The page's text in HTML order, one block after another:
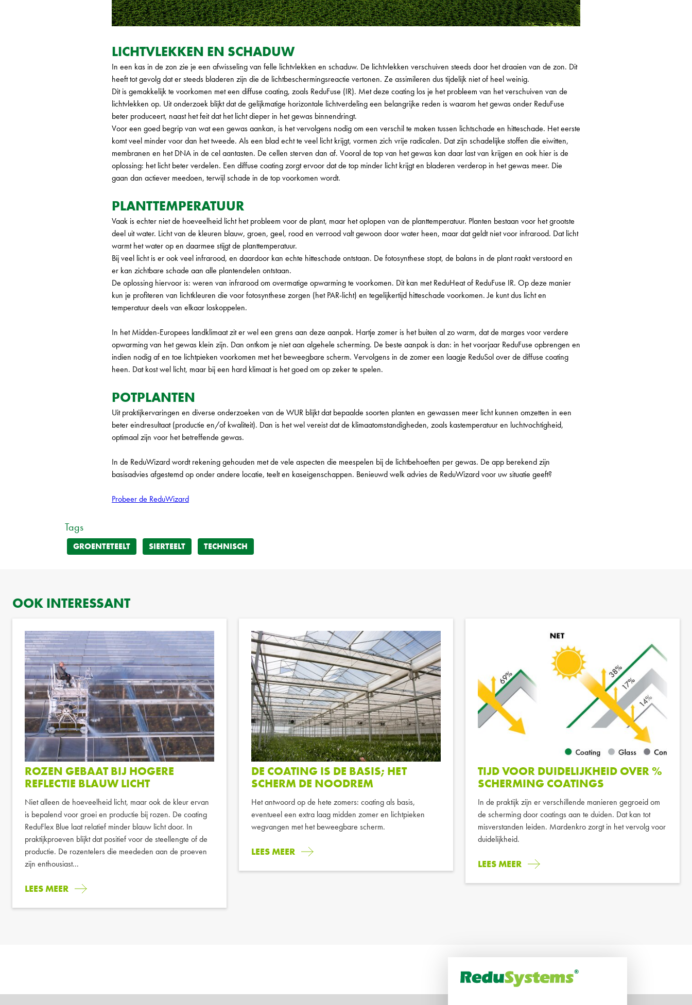
LICHTVLEKKEN EN SCHADUW
In een kas in de zon zie je een afwisseling van felle lichtvlekken en schaduw. De lichtvlekken verschuiven steeds door het draaien van de zon. Dit
heeft tot gevolg dat er steeds bladeren zijn die de lichtbeschermingsreactie vertonen. Ze assimileren dus tijdelijk niet of heel weinig.
Dit is gemakkelijk te voorkomen met een diffuse coating, zoals ReduFuse (IR). Met deze coating los je het probleem van het verschuiven van de
lichtvlekken op. Uit onderzoek blijkt dat de gelijkmatige horizontale lichtverdeling een belangrijke reden is waarom het gewas onder ReduFuse
beter produceert, naast het feit dat het licht dieper in het gewas binnendringt.
Voor een goed begrip van wat een gewas aankan, is het vervolgens nodig om een verschil te maken tussen lichtschade en hitteschade. Het eerste
komt veel minder voor dan het tweede. Als een blad echt te veel licht krijgt, vormen zich vrije radicalen. Dat zijn schadelijke stoffen die eiwitten,
membranen en het DNA in de cel aantasten. De cellen sterven dan af. Vooral de top van het gewas kan daar last van krijgen en ook hier is de
oplossing: het licht beter verdelen. Een diffuse coating zorgt ervoor dat de top minder licht krijgt en bladeren verderop in het gewas meer. Die
gaan dan actiever meedoen, terwijl schade in de top voorkomen wordt.
PLANTTEMPERATUUR
Vaak is echter niet de hoeveelheid licht het probleem voor de plant, maar het oplopen van de planttemperatuur. Planten bestaan voor het grootste
deel uit water. Licht van de kleuren blauw, groen, geel, rood en verrood valt gewoon door water heen, maar dat geldt niet voor infrarood. Dat licht
warmt het water op en daarmee stijgt de planttemperatuur.
Bij veel licht is er ook veel infrarood, en daardoor kan echte hitteschade ontstaan. De fotosynthese stopt, de balans in de plant raakt verstoord en
er kan zichtbare schade aan alle plantendelen ontstaan.
De oplossing hiervoor is: weren van infrarood om overmatige opwarming te voorkomen. Dit kan met ReduHeat of ReduFuse IR. Op deze manier
kun je profiteren van lichtkleuren die voor fotosynthese zorgen (het PAR-licht) en tegelijkertijd hitteschade voorkomen. Je kunt dus licht en
temperatuur deels van elkaar loskoppelen.
In het Midden-Europees landklimaat zit er wel een grens aan deze aanpak. Hartje zomer is het buiten al zo warm, dat de marges voor verdere
opwarming van het gewas klein zijn. Dan ontkom je niet aan algehele scherming. De beste aanpak is dan: in het voorjaar ReduFuse opbrengen en
indien nodig af en toe lichtpieken voorkomen met het beweegbare scherm. Vervolgens in de zomer een laagje ReduSol over de diffuse coating
heen. Dat kost wel licht, maar bij een hard klimaat is het goed om op zeker te spelen.
POTPLANTEN
Uit praktijkervaringen en diverse onderzoeken van de WUR blijkt dat bepaalde soorten planten en gewassen meer licht kunnen omzetten in een
beter eindresultaat (productie en/of kwaliteit). Dan is het wel vereist dat de klimaatomstandigheden, zoals kastemperatuur en luchtvochtigheid,
optimaal zijn voor het betreffende gewas.
In de ReduWizard wordt rekening gehouden met de vele aspecten die meespelen bij de lichtbehoeften per gewas. De app berekend zijn
basisadvies afgestemd op onder andere locatie, teelt en kaseigenschappen. Benieuwd welk advies de ReduWizard voor uw situatie geeft?
Probeer de ReduWizard
Tags
GROENTETEELT SIERTEELT TECHNISCH
OOK INTERESSANT
ROZEN GEBAAT BIJ HOGERE
REFLECTIE BLAUW LICHT
Niet alleen de hoeveelheid licht, maar ook de kleur ervan
is bepalend voor groei en productie bij rozen. De coating
ReduFlex Blue laat relatief minder blauw licht door. In
praktijkproeven blijkt dat positief voor de steellengte of de
productie. De rozentelers die meededen aan de proeven
zijn enthousiast...
LEES MEER
DE COATING IS DE BASIS; HET
SCHERM DE NOODREM
Het antwoord op de hete zomers: coating als basis,
eventueel een extra laag midden zomer en lichtpieken
wegvangen met het beweegbare scherm.
LEES MEER
TIJD VOOR DUIDELIJKHEID OVER %
SCHERMING COATINGS
In de praktijk zijn er verschillende manieren gegroeid om
de scherming door coatings aan te duiden. Dat kan tot
misverstanden leiden. Mardenkro zorgt in het vervolg voor
duidelijkheid.
LEES MEER